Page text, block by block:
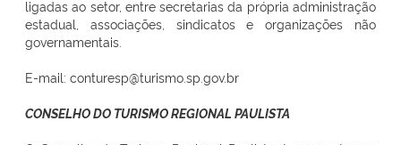
ligadas ao setor, entre secretarias da própria administração
estadual, associações, sindicatos e organizações não
governamentais.
E-mail: conturesp@turismo.sp.gov.br
CONSELHO DO TURISMO REGIONAL PAULISTA